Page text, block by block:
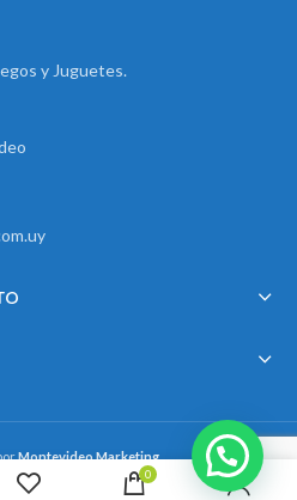
y Juguetes.
Montevideo Marketing
0